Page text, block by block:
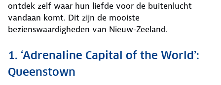
ontdek zelf waar hun liefde voor de buitenlucht
vandaan komt. Dit zijn de mooiste
bezienswaardigheden van Nieuw-Zeeland.
1. ‘Adrenaline Capital of the World’:
Queenstown